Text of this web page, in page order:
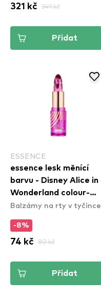
321 kč 349 kč
Přidat
ESSENCE
essence lesk měnící
barvu - Disney Alice in
Wonderland colour-
changing lip glow 01
Balzámy na rty v tyčince
-8%
74 kč 80 kč
Přidat